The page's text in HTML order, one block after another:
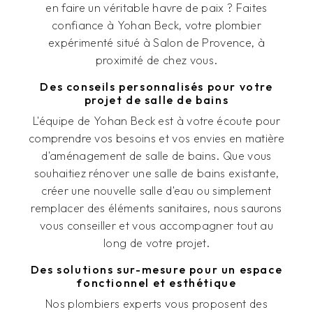
en faire un véritable havre de paix ? Faites
confiance à Yohan Beck, votre plombier
expérimenté situé à Salon de Provence, à
proximité de chez vous.
Des conseils personnalisés pour votre
projet de salle de bains
L'équipe de Yohan Beck est à votre écoute pour
comprendre vos besoins et vos envies en matière
d'aménagement de salle de bains. Que vous
souhaitiez rénover une salle de bains existante,
créer une nouvelle salle d'eau ou simplement
remplacer des éléments sanitaires, nous saurons
vous conseiller et vous accompagner tout au
long de votre projet.
Des solutions sur-mesure pour un espace
fonctionnel et esthétique
Nos plombiers experts vous proposent des